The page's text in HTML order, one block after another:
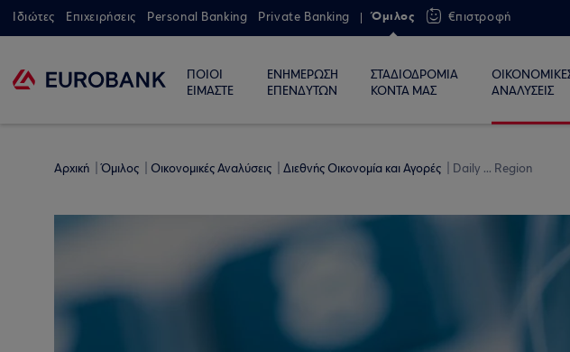
Ιδιώτες Επιχειρήσεις Personal Banking Private Banking Όμιλος €πιστροφή
ΠΟΙΟΙ
ΕΙΜΑΣΤΕ
ΕΝΗΜΕΡΩΣΗ
ΕΠΕΝΔΥΤΩΝ
ΣΤΑΔΙΟΔΡΟΜΙΑ
ΚΟΝΤΑ ΜΑΣ
ΑΝΑΛΥΣΕΙΣ
Αρχική Όμιλος Οικονομικές Αναλύσεις Διεθνής Οικονομία και Αγορές Daily ... Region